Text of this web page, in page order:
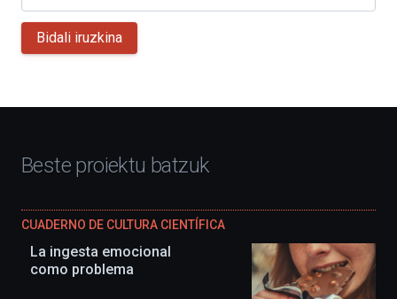
Bidali iruzkina
Beste proiektu batzuk
CUADERNO DE CULTURA CIENTÍFICA
La ingesta emocional
como problema